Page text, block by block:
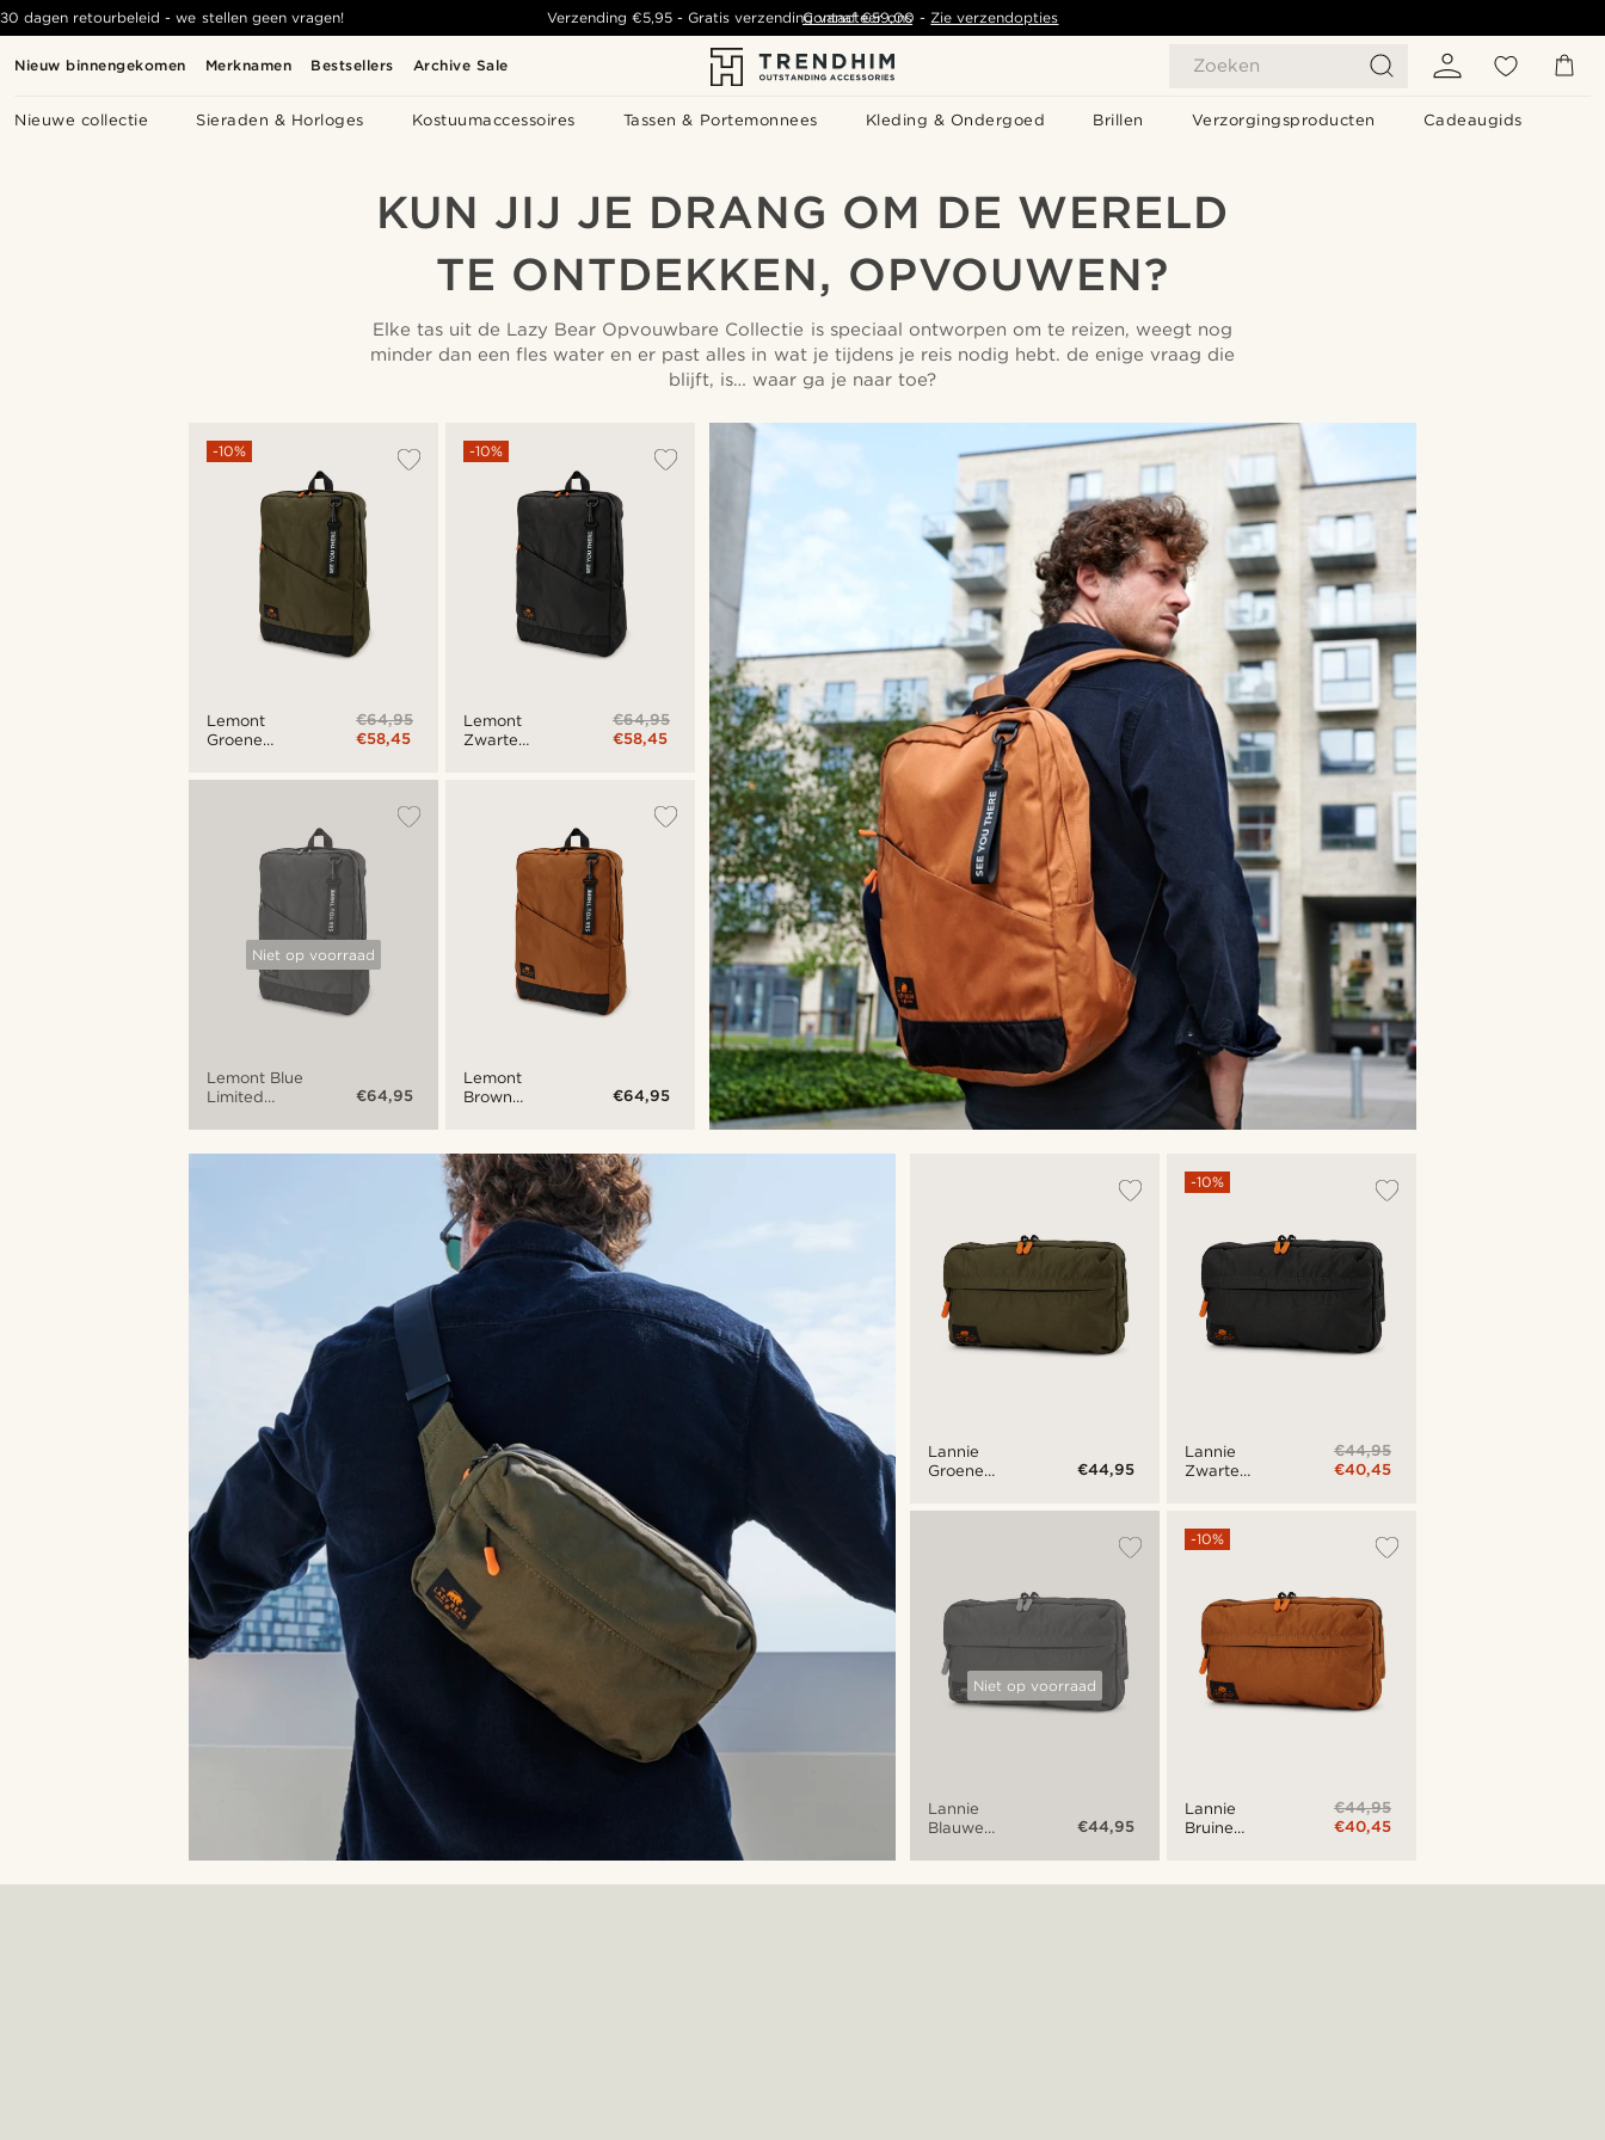
Nieuw binnengekomen Merknamen Bestsellers Archive Sale Zoeken
Nieuwe collectie Sieraden & Horloges Kostuumaccessoires Tassen & Portemonnees Kleding & Ondergoed Brillen Verzorgingsproducten Cadeaugids
30 dagen retourbeleid - we stellen geen vragen! Verzending €5,95- Gratis verzending vanaf€59,00 -Zie verzendopties
Contacteer ons
KUN JIJ JE DRANG OM DE WERELD
TE ONTDEKKEN, OPVOUWEN?
Elke tas uit de Lazy Bear Opvouwbare Collectie is speciaal ontworpen om te reizen, weegt nog
minder dan een fles water en er past alles in wat je tijdens je reis nodig hebt. de enige vraag die
blijft, is… waar ga je naar toe?
Lemont
Groene
Rugzak
-10%
€64,95
€58,45
Niet op voorraad
Lemont Blue
Limited
Opvouwbare
Rugzak
€64,95
Lemont
Zwarte
-10%
€64,95
€58,45
Lemont
Brown
€64,95
Lannie
Groene
Heuptas
€44,95
Niet op voorraad
Lannie
Blauwe
Edition'
Opvouwbare
€44,95
Lannie
Zwarte
-10%
€44,95
€40,45
Lannie
Bruine
-10%
€44,95
€40,45